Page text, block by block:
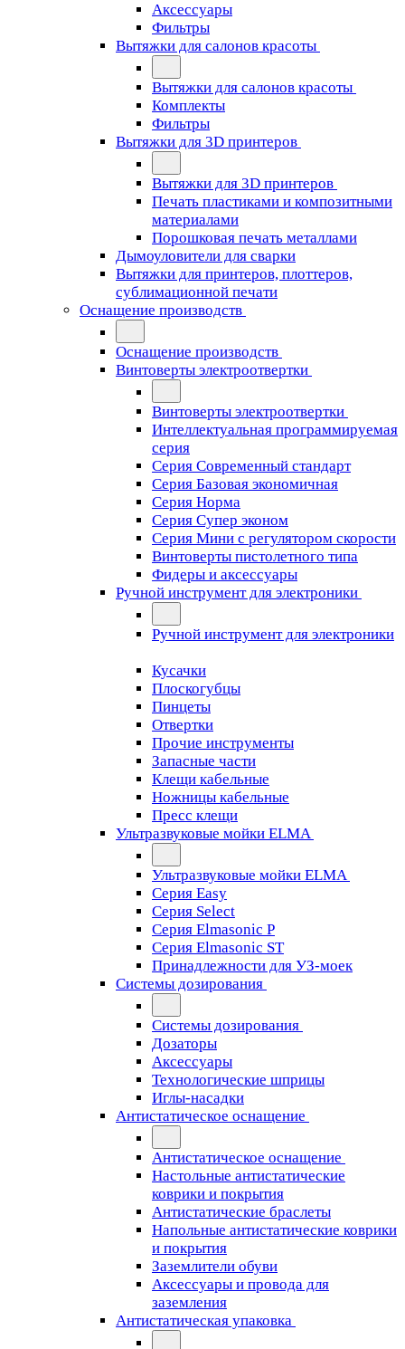
Аксессуары
Фильтры
Вытяжки для салонов красоты
Вытяжки для салонов красоты
Комплекты
Фильтры
Вытяжки для 3D принтеров
Вытяжки для 3D принтеров
Печать пластиками и композитными
материалами
Порошковая печать металлами
Дымоуловители для сварки
Вытяжки для принтеров, плоттеров,
сублимационной печати
Оснащение производств
Оснащение производств
Винтоверты электроотвертки
Винтоверты электроотвертки
Интеллектуальная программируемая
серия
Серия Современный стандарт
Серия Базовая экономичная
Серия Норма
Серия Cупер эконом
Серия Мини с регулятором скорости
Винтоверты пистолетного типа
Фидеры и аксессуары
Ручной инструмент для электроники
Ручной инструмент для электроники
Кусачки
Плоскогубцы
Пинцеты
Отвертки
Прочие инструменты
Запасные части
Клещи кабельные
Ножницы кабельные
Пресс клещи
Ультразвуковые мойки ELMA
Ультразвуковые мойки ELMA
Серия Easy
Серия Select
Серия Elmasonic P
Серия Elmasonic ST
Принадлежности для УЗ-моек
Системы дозирования
Системы дозирования
Дозаторы
Аксессуары
Технологические шприцы
Иглы-насадки
Антистатическое оснащение
Антистатическое оснащение
Настольные антистатические
коврики и покрытия
Антистатические браслеты
Напольные антистатические коврики
и покрытия
Заземлители обуви
Аксессуары и провода для
заземления
Антистатическая упаковка